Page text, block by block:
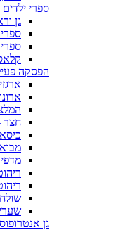
ספרי
גן
הפסקה
חצר
גן